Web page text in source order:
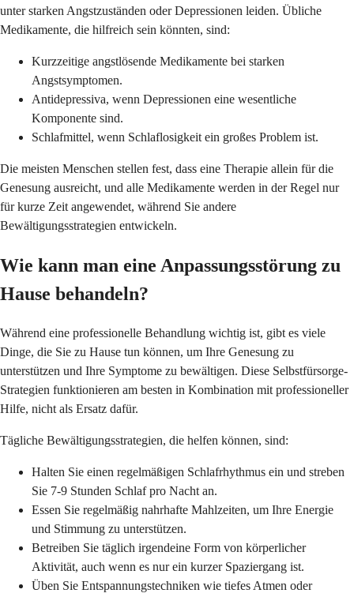
unter starken Angstzuständen oder Depressionen leiden. Übliche
Medikamente, die hilfreich sein könnten, sind:
Kurzzeitige angstlösende Medikamente bei starken
Angstsymptomen.
Antidepressiva, wenn Depressionen eine wesentliche
Komponente sind.
Schlafmittel, wenn Schlaflosigkeit ein großes Problem ist.
Die meisten Menschen stellen fest, dass eine Therapie allein für die
Genesung ausreicht, und alle Medikamente werden in der Regel nur
für kurze Zeit angewendet, während Sie andere
Bewältigungsstrategien entwickeln.
Wie kann man eine Anpassungsstörung zu
Hause behandeln?
Während eine professionelle Behandlung wichtig ist, gibt es viele
Dinge, die Sie zu Hause tun können, um Ihre Genesung zu
unterstützen und Ihre Symptome zu bewältigen. Diese Selbstfürsorge-
Strategien funktionieren am besten in Kombination mit professioneller
Hilfe, nicht als Ersatz dafür.
Tägliche Bewältigungsstrategien, die helfen können, sind:
Halten Sie einen regelmäßigen Schlafrhythmus ein und streben
Sie 7-9 Stunden Schlaf pro Nacht an.
Essen Sie regelmäßig nahrhafte Mahlzeiten, um Ihre Energie
und Stimmung zu unterstützen.
Betreiben Sie täglich irgendeine Form von körperlicher
Aktivität, auch wenn es nur ein kurzer Spaziergang ist.
Üben Sie Entspannungstechniken wie tiefes Atmen oder